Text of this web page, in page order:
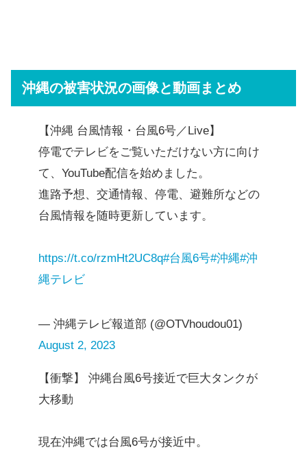
沖縄の被害状況の画像と動画まとめ
【沖縄 台風情報・台風6号／Live】
停電でテレビをご覧いただけない方に向け
て、YouTube配信を始めました。
進路予想、交通情報、停電、避難所などの
台風情報を随時更新しています。
https://t.co/rzmHt2UC8q#台風6号#沖縄#沖
縄テレビ
— 沖縄テレビ報道部 (@OTVhoudou01)
August 2, 2023
【衝撃】 沖縄台風6号接近で巨大タンクが
大移動
現在沖縄では台風6号が接近中。